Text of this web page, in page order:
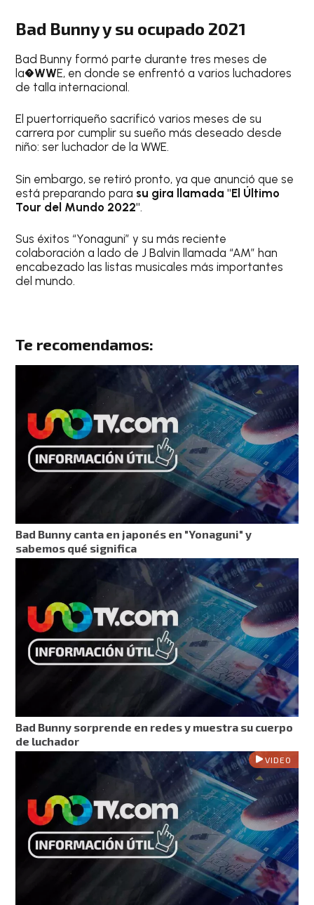
Bad Bunny y su ocupado 2021
Bad Bunny formó parte durante tres meses de
la�WWE, en donde se enfrentó a varios luchadores
de talla internacional.
El puertorriqueño sacrificó varios meses de su
carrera por cumplir su sueño más deseado desde
niño: ser luchador de la WWE.
Sin embargo, se retiró pronto, ya que anunció que se
está preparando para su gira llamada "El Último
Tour del Mundo 2022".
Sus éxitos “Yonaguni” y su más reciente
colaboración a lado de J Balvin llamada “AM” han
encabezado las listas musicales más importantes
del mundo.
Te recomendamos:
Bad Bunny canta en japonés en "Yonaguni" y
sabemos qué significa
Bad Bunny sorprende en redes y muestra su cuerpo
de luchador
VIDEO